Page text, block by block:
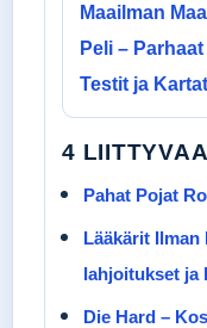
Maailman
Peli – Parhaat
Testit ja Kartat
4
Pahat Pojat
Lääkärit Ilman
lahjoitukset ja
Die Hard –